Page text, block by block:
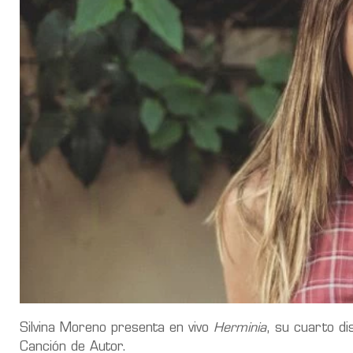
Silvina Moreno presenta en vivo Herminia, su cuarto
Canción de Autor.